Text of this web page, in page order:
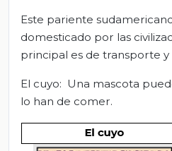
Este pariente
domesticado por las
principal es de transporte y
El cuyo: Una mascota
lo han de comer.